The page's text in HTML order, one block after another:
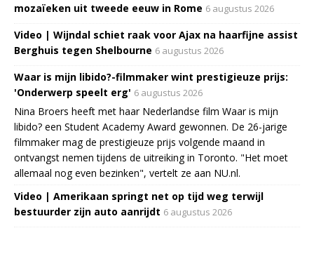
mozaïeken uit tweede eeuw in Rome 6 augustus 2026
Video | Wijndal schiet raak voor Ajax na haarfijne assist
Berghuis tegen Shelbourne 6 augustus 2026
Waar is mijn libido?-filmmaker wint prestigieuze prijs:
'Onderwerp speelt erg' 6 augustus 2026
Nina Broers heeft met haar Nederlandse film Waar is mijn
libido? een Student Academy Award gewonnen. De 26-jarige
filmmaker mag de prestigieuze prijs volgende maand in
ontvangst nemen tijdens de uitreiking in Toronto. "Het moet
allemaal nog even bezinken", vertelt ze aan NU.nl.
Video | Amerikaan springt net op tijd weg terwijl
bestuurder zijn auto aanrijdt 6 augustus 2026